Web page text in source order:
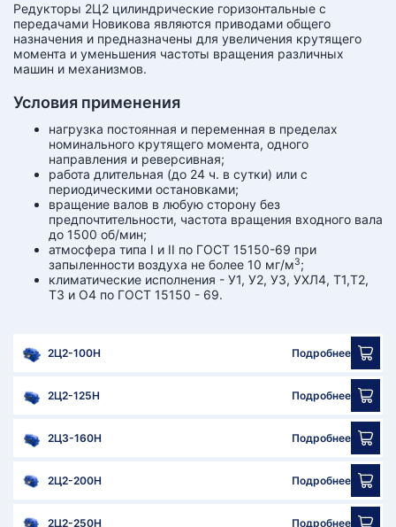
Редукторы 2Ц2 цилиндрические горизонтальные с
передачами Новикова являются приводами общего
назначения и предназначены для увеличения крутящего
момента и уменьшения частоты вращения различных
машин и механизмов.
Условия применения
нагрузка постоянная и переменная в пределах
номинального крутящего момента, одного
направления и реверсивная;
работа длительная (до 24 ч. в сутки) или с
периодическими остановками;
вращение валов в любую сторону без
предпочтительности, частота вращения входного вала
до 1500 об/мин;
атмосфера типа I и II по ГОСТ 15150-69 при
запыленности воздуха не более 10 мг/м3;
климатические исполнения - У1, У2, УЗ, УХЛ4, Т1,Т2,
ТЗ и О4 по ГОСТ 15150 - 69.
2Ц2-100Н Подробнее
2Ц2-125Н Подробнее
2Ц3-160Н Подробнее
2Ц2-200Н Подробнее
2Ц2-250Н Подробнее